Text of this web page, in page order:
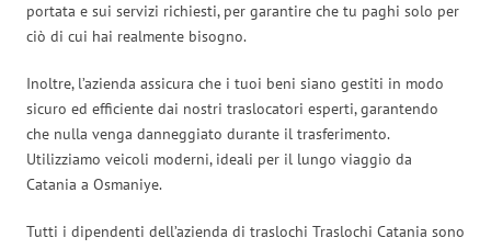
portata e sui servizi richiesti, per garantire che tu paghi solo per
ciò di cui hai realmente bisogno.
Inoltre, l’azienda assicura che i tuoi beni siano gestiti in modo
sicuro ed efficiente dai nostri traslocatori esperti, garantendo
che nulla venga danneggiato durante il trasferimento.
Utilizziamo veicoli moderni, ideali per il lungo viaggio da
Catania a Osmaniye.
Tutti i dipendenti dell’azienda di traslochi Traslochi Catania sono